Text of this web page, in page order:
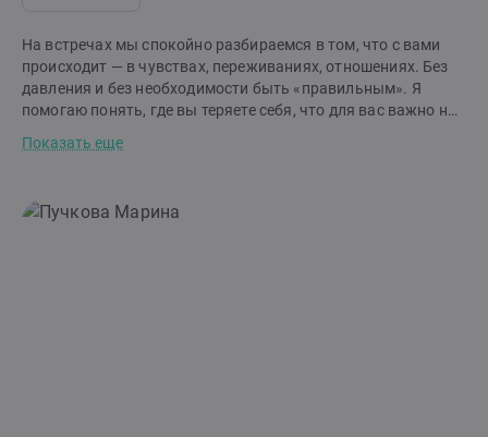
На встречах мы спокойно разбираемся в том, что с вами
происходит — в чувствах, переживаниях, отношениях. Без
давления и без необходимости быть «правильным». Я
помогаю понять, где вы теряете себя, что для вас важно на
становится яснее, что вы чувствуете, чего хотите и как
другими. Я работаю в экзистенциально-аналитическом
подходе с опорой на феноменологию. Это значит, что в
Показать еще